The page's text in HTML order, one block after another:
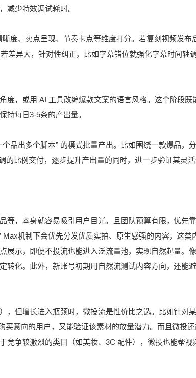
减少特效调试耗时。
度、卖点呈现、节奏卡点等维度打分。若复刻视频发布
差异大，针对性纠正，比如字幕错位就强化字幕时间轴
度，或用 AI 工具改编爆款文案的语言风格。这个阶段既
持每日3-5条的产出量。
品出多个脚本” 的模式批量产出。比如围绕一款爆品，
的比例交付，逐步提升产出量的同时，进一步验证其灵
等，本身就容易吸引用户目光，且团队预算有限，优先
机制下会优先分发优质实拍、原生感强的内容，这类
展示，即便不投流也能进入泛流量池，实现自然起量。
转化。此外，新账号初期用自然流测试内容方向，还能
，但增长进入瓶颈时，微投流是性价比之选。比如针对
意向的用户，又能验证该素材的放量潜力。而且微投
竞争较激烈的类目（如美妆、3C 配件），微投也能帮视